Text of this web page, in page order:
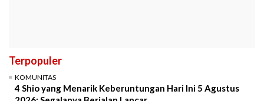
Terpopuler
KOMUNITAS
4 Shio yang Menarik Keberuntungan Hari Ini 5 Agustus